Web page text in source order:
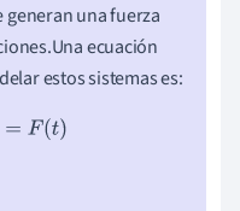
generan una fuerza
ecuación
estos sistemas es:
=F( t)